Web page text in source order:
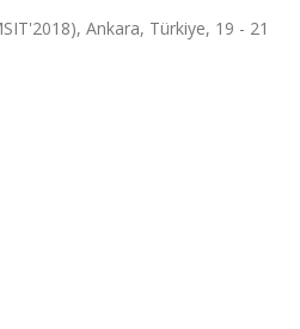
Ankara, Türkiye, 19 - 21